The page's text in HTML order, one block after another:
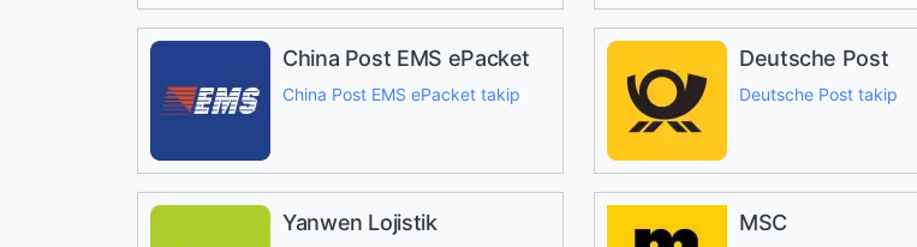
China Post EMS ePacket
China Post EMS ePacket takip
Deutsche Post
Deutsche Post takip
Yanwen Lojistik MSC